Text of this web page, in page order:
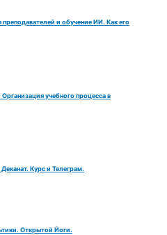
и обучение ИИ. Как его
учебного процесса в
Курс и Телеграм.
Открытой Йоги.